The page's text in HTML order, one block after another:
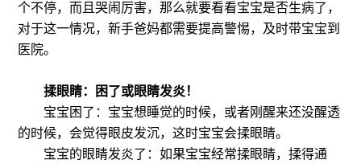
个不停，而且哭闹厉害，那么就要看看宝宝是否生病了，
对于这一情况，新手爸妈都需要提高警惕，及时带宝宝到
医院。
揉眼睛：困了或眼睛发炎！
宝宝困了：宝宝想睡觉的时候，或者刚醒来还没醒透
的时候，会觉得眼皮发沉，这时宝宝会揉眼睛。
宝宝的眼睛发炎了：如果宝宝经常揉眼睛，揉得通